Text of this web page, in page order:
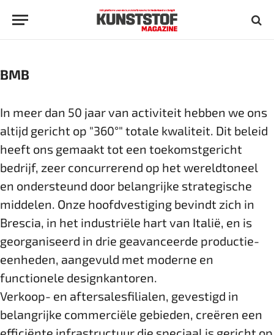
BMB
In meer dan 50 jaar van activiteit hebben we ons
altijd gericht op "360°" totale kwaliteit. Dit beleid
heeft ons gemaakt tot een toekomstgericht
bedrijf, zeer concurrerend op het wereldtoneel
en ondersteund door belangrijke strategische
middelen. Onze hoofdvestiging bevindt zich in
Brescia, in het industriële hart van Italië, en is
georganiseerd in drie geavanceerde productie-
eenheden, aangevuld met moderne en
functionele designkantoren.
Verkoop- en aftersalesfilialen, gevestigd in
belangrijke commerciële gebieden, creëren een